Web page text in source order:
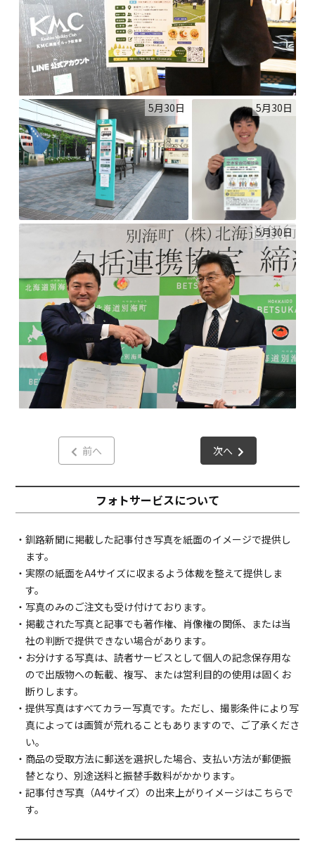
5月30日 5月30日
5月30日
前へ 次へ
フォトサービスについて
・釧路新聞に掲載した記事付き写真を紙面のイメージで提供し
ます。
・実際の紙面をA4サイズに収まるよう体裁を整えて提供しま
す。
・写真のみのご注文も受け付けております。
・掲載された写真と記事でも著作権、肖像権の関係、または当
社の判断で提供できない場合があります。
・お分けする写真は、読者サービスとして個人の記念保存用な
ので出版物への転載、複写、または営利目的の使用は固くお
断りします。
・提供写真はすべてカラー写真です。ただし、撮影条件により写
真によっては画質が荒れることもありますので、ご了承くださ
い。
・商品の受取方法に郵送を選択した場合、支払い方法が郵便振
替となり、別途送料と振替手数料がかかります。
・記事付き写真（A4サイズ）の出来上がりイメージはこちらで
す。